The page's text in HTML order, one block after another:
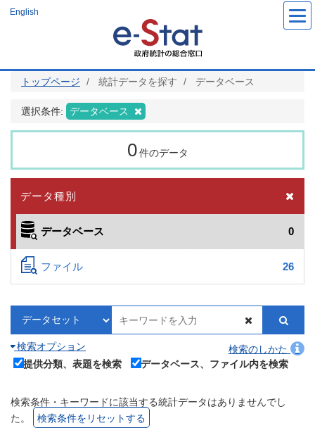
ツ
English
トップページ 統計データを探す データベース
選択条件: データベース
0 件のデータ
データ種別
データベース 0
ファイル 26
検索オプション
検索のしかた
提供分類、表題を検索
データベース、ファイル内を検索
検索条件・キーワードに該当する統計データはありませんでし
た。
検索条件をリセットする